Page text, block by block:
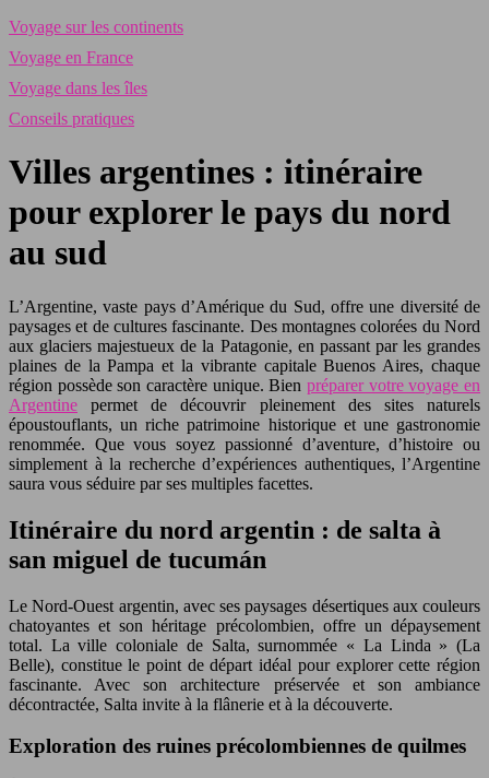
Voyage sur les continents
Voyage en France
Voyage dans les îles
Conseils pratiques
Villes argentines : itinéraire
pour explorer le pays du nord
au sud
L’Argentine, vaste pays d’Amérique du Sud, offre une diversité de
paysages et de cultures fascinante. Des montagnes colorées du Nord
aux glaciers majestueux de la Patagonie, en passant par les grandes
plaines de la Pampa et la vibrante capitale Buenos Aires, chaque
région possède son caractère unique. Bien préparer votre voyage en
Argentine permet de découvrir pleinement des sites naturels
époustouflants, un riche patrimoine historique et une gastronomie
renommée. Que vous soyez passionné d’aventure, d’histoire ou
simplement à la recherche d’expériences authentiques, l’Argentine
saura vous séduire par ses multiples facettes.
Itinéraire du nord argentin : de salta à
san miguel de tucumán
Le Nord-Ouest argentin, avec ses paysages désertiques aux couleurs
chatoyantes et son héritage précolombien, offre un dépaysement
total. La ville coloniale de Salta, surnommée « La Linda » (La
Belle), constitue le point de départ idéal pour explorer cette région
fascinante. Avec son architecture préservée et son ambiance
décontractée, Salta invite à la flânerie et à la découverte.
Exploration des ruines précolombiennes de quilmes